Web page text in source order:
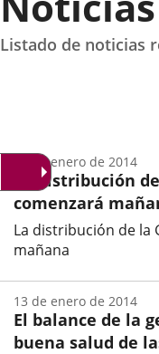
Listado de noticias
La distribución
comenzará
La distribución de la
mañana
la
noticia
20 de enero de 2014
El balance de la
buena salud de
13 de enero de 2014